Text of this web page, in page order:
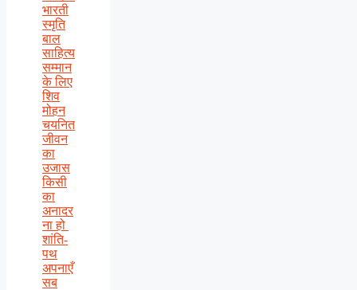
भारती
स्मृति
बाल
साहित्य
सम्मान
के लिए
शिव
मोहन
चयनित
जीवन
का
उजास
किसी
का
अनादर
ना हो
शांति-
पथ
अपनाएँ
सब